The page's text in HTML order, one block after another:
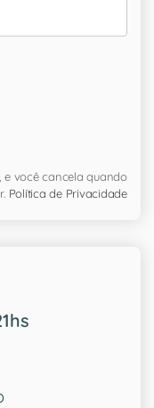
e você cancela quando
Política de Privacidade